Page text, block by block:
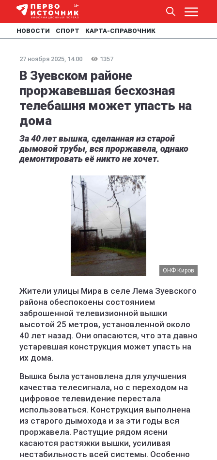
НОВОСТИ СПОРТ КАРТА-СПРАВОЧНИК
27 ноября 2025, 14:00 1357
В Зуевском районе
проржавевшая бесхозная
телебашня может упасть на
дома
За 40 лет вышка, сделанная из старой
дымовой трубы, вся проржавела, однако
демонтировать её никто не хочет.
ОНФ Киров
Жители улицы Мира в селе Лема Зуевского
района обеспокоены состоянием
заброшенной телевизионной вышки
высотой 25 метров, установленной около
40 лет назад. Они опасаются, что эта давно
устаревшая конструкция может упасть на
их дома.
Вышка была установлена для улучшения
качества телесигнала, но с переходом на
цифровое телевидение перестала
использоваться. Конструкция выполнена
из старого дымохода и за эти годы вся
проржавела. Растущие рядом ясени
касаются растяжки вышки, усиливая
нестабильность всей системы. Особенно